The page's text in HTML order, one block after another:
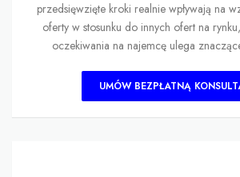
przedsięwzięte kroki realnie wpływają na
oferty w stosunku do innych ofert na
oczekiwania na najemcę ulega
UMÓW BEZPŁATNĄ